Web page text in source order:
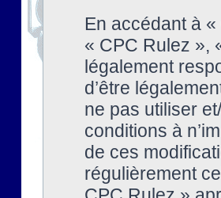
En accédant à
« CPC Rulez »,
légalement
d’être
ne pas utiliser
conditions à
de ces
régulièrement